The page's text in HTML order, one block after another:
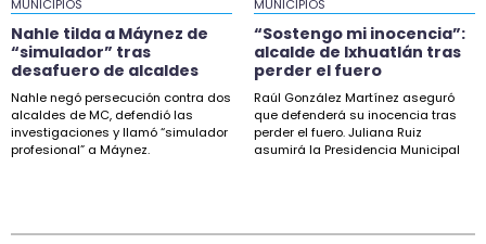
Taxistas de Xalapa protestarán en fiscalía por
desaparición de Joel
16:50
Sheinbaum descarta proyecto de fracking en
norte de Veracruz
15:27
MUNICIPIOS
Nahle tilda a Máynez de
“simulador” tras
desafuero de alcaldes
Nahle negó persecución contra dos
alcaldes de MC, defendió las
investigaciones y llamó “simulador
profesional” a Máynez.
MUNICIPIOS
“Sostengo mi inocencia”:
alcalde de Ixhuatlán tras
perder el fuero
Raúl González Martínez aseguró
que defenderá su inocencia tras
perder el fuero. Juliana Ruiz
asumirá la Presidencia Municipal